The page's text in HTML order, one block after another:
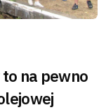
na pewno